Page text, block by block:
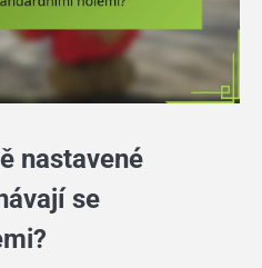
nastavené
se